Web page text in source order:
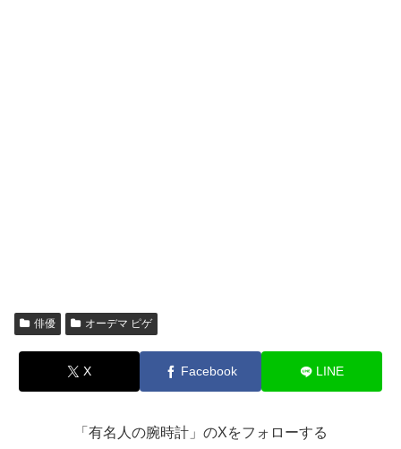
俳優 オーデマ ピゲ
X Facebook LINE
「有名人の腕時計」のXをフォローする